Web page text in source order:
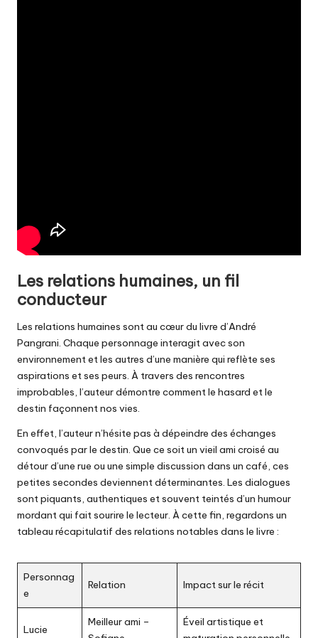
Les relations humaines, un fil
conducteur
Les relations humaines sont au cœur du livre d’André
Pangrani. Chaque personnage interagit avec son
environnement et les autres d’une manière qui reflète ses
aspirations et ses peurs. À travers des rencontres
improbables, l’auteur démontre comment le hasard et le
destin façonnent nos vies.
En effet, l’auteur n’hésite pas à dépeindre des échanges
convoqués par le destin. Que ce soit un vieil ami croisé au
détour d’une rue ou une simple discussion dans un café, ces
petites secondes deviennent déterminantes. Les dialogues
sont piquants, authentiques et souvent teintés d’un humour
mordant qui fait sourire le lecteur. À cette fin, regardons un
tableau récapitulatif des relations notables dans le livre :
Personnag
e
Relation Impact sur le récit
Lucie
Meilleur ami –
Éveil artistique et